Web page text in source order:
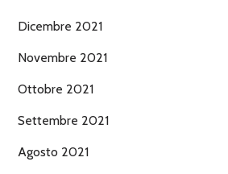
Dicembre 2021
Novembre 2021
Ottobre 2021
Settembre 2021
Agosto 2021